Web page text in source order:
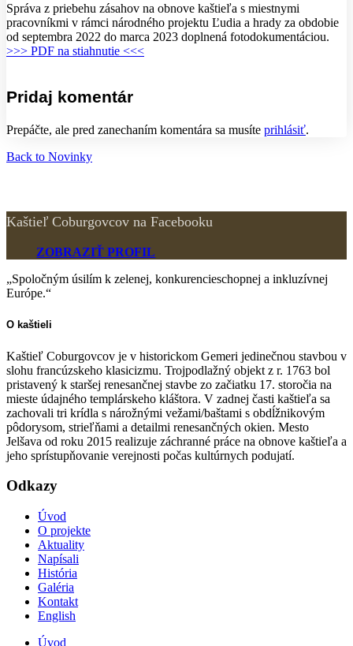
Správa z priebehu zásahov na obnove kaštieľa s miestnymi
pracovníkmi v rámci národného projektu Ľudia a hrady za obdobie
od septembra 2022 do marca 2023 doplnená fotodokumentáciou.
>>> PDF na stiahnutie <<<
Pridaj komentár
Prepáčte, ale pred zanechaním komentára sa musíte prihlásiť.
Back to Novinky
Kaštieľ Coburgovcov na Facebooku
ZOBRAZIŤ PROFIL
„Spoločným úsilím k zelenej, konkurencieschopnej a inkluzívnej
Európe.“
O kaštieli
Kaštieľ Coburgovcov je v historickom Gemeri jedinečnou stavbou v
slohu francúzskeho klasicizmu. Trojpodlažný objekt z r. 1763 bol
pristavený k staršej renesančnej stavbe zo začiatku 17. storočia na
mieste údajného templárskeho kláštora. V zadnej časti kaštieľa sa
zachovali tri krídla s nárožnými vežami/baštami s obdĺžnikovým
pôdorysom, strieľňami a detailmi renesančných okien. Mesto
Jelšava od roku 2015 realizuje záchranné práce na obnove kaštieľa a
jeho sprístupňovanie verejnosti počas kultúrnych podujatí.
Odkazy
Úvod
O projekte
Aktuality
Napísali
História
Galéria
Kontakt
English
Úvod